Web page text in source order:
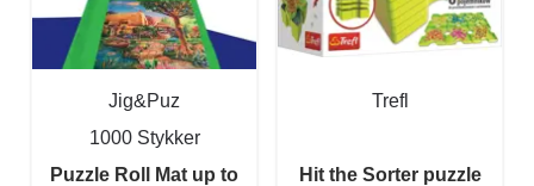
Jig&Puz
1000 Stykker
Puzzle Roll Mat up to
Trefl
Hit the Sorter puzzle